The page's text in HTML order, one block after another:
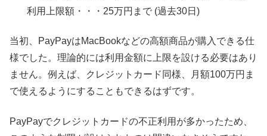
利用上限額・・・25万円まで (過去30日)
当初、PayPayはMacBookなどの高額商品が購入できる仕
様でした。理論的には利用金額に上限を設ける必要はあり
ません。例えば、クレジットカード同様、月額100万円ま
で使えるようにすることもできるはずです。
PayPayでクレジットカードの不正利用が多かったため、